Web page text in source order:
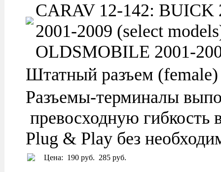
CARAV 12-142: BUICK
2001-2009 (select
OLDSMOBILE 2001-
Штатный разъем
Разъемы-терминалы
превосходную гибкость
Plug & Play без
Цена: 190 руб. 285 руб.